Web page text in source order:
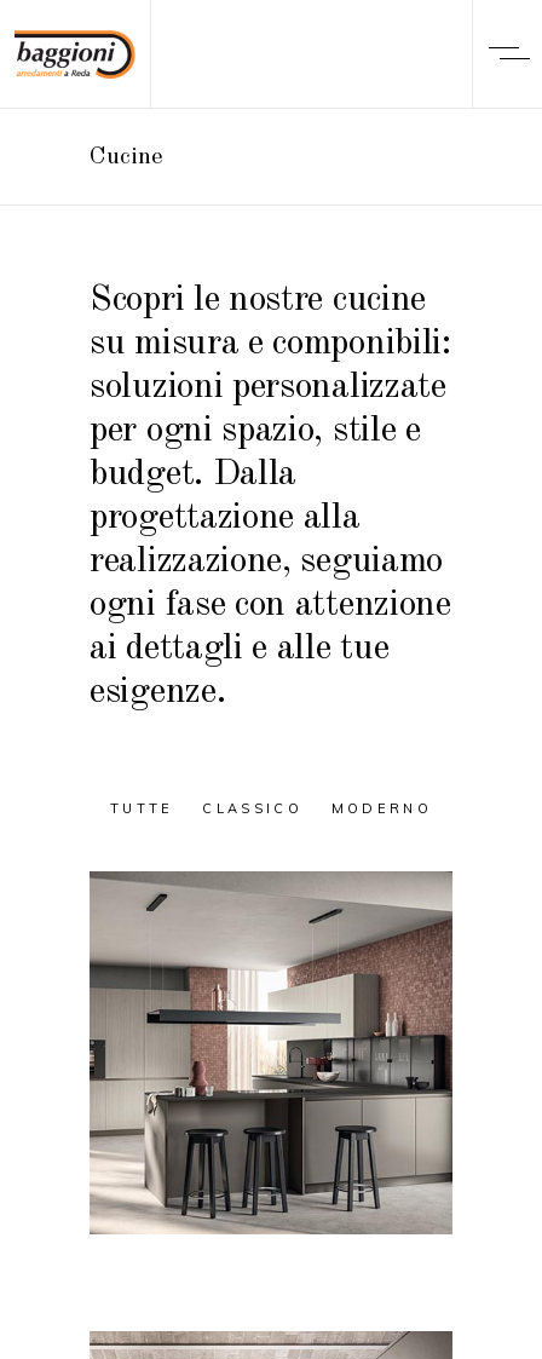
Cucine
Scopri le nostre cucine
su misura e componibili:
soluzioni personalizzate
per ogni spazio, stile e
budget. Dalla
progettazione alla
realizzazione, seguiamo
ogni fase con attenzione
ai dettagli e alle tue
esigenze.
TUTTE CLASSICO MODERNO
CUCINE MODERNO
Lumina